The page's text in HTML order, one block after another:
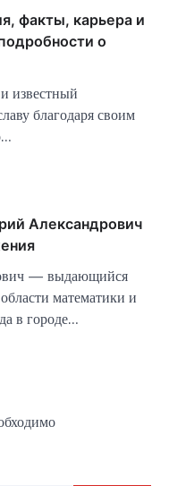
факты, карьера и
о
известный
благодаря своим
Александрович
— выдающийся
математики и
в городе…